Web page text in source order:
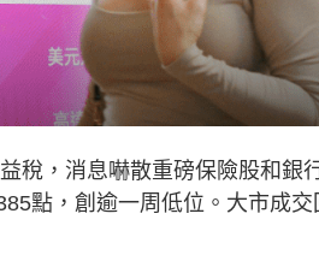
稅，消息嚇散重磅保險股和銀
點，創逾一周低位。大市成